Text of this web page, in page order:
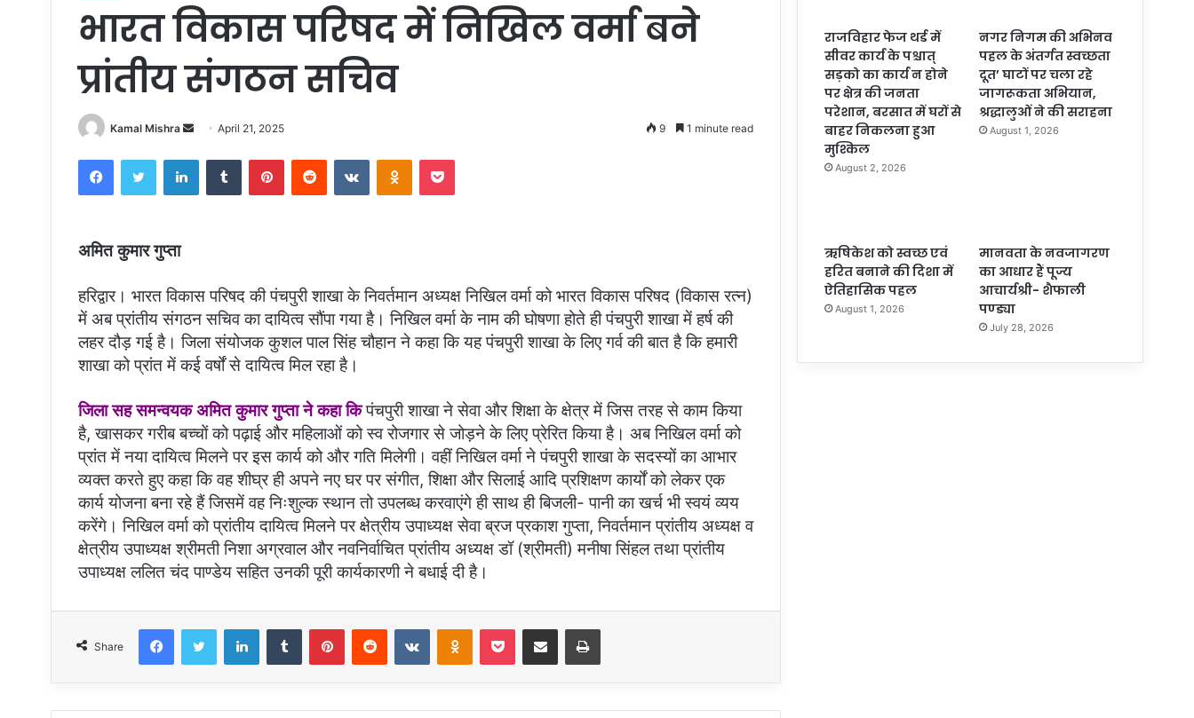
भारत विकास परिषद में निखिल वर्मा बने
प्रांतीय संगठन सचिव
Kamal Mishra
Send April 21, 2025 9 1 minute read
FacebookTwitter LinkedInTumblr PinterestReddit VKontakteOdnoklassniki
Pocket
अमित कुमार गुप्ता
हरिद्वार। भारत विकास परिषद की पंचपुरी शाखा के निवर्तमान अध्यक्ष निखिल वर्मा को भारत विकास परिषद (विकास रत्न)
में अब प्रांतीय संगठन सचिव का दायित्व सौंपा गया है। निखिल वर्मा के नाम की घोषणा होते ही पंचपुरी शाखा में हर्ष की
लहर दौड़ गई है। जिला संयोजक कुशल पाल सिंह चौहान ने कहा कि यह पंचपुरी शाखा के लिए गर्व की बात है कि हमारी
शाखा को प्रांत में कई वर्षों से दायित्व मिल रहा है।
जिला सह समन्वयक अमित कुमार गुप्ता ने कहा किपंचपुरी शाखा ने सेवा और शिक्षा के क्षेत्र में जिस तरह से काम किया
है, खासकर गरीब बच्चों को पढ़ाई और महिलाओं को स्व रोजगार से जोड़ने के लिए प्रेरित किया है। अब निखिल वर्मा को
प्रांत में नया दायित्व मिलने पर इस कार्य को और गति मिलेगी। वहीं निखिल वर्मा ने पंचपुरी शाखा के सदस्यों का आभार
व्यक्त करते हुए कहा कि वह शीघ्र ही अपने नए घर पर संगीत, शिक्षा और सिलाई आदि प्रशिक्षण कार्यों को लेकर एक
कार्य योजना बना रहे हैं जिसमें वह निःशुल्क स्थान तो उपलब्ध करवाएंगे ही साथ ही बिजली- पानी का खर्च भी स्वयं व्यय
करेंगे। निखिल वर्मा को प्रांतीय दायित्व मिलने पर क्षेत्रीय उपाध्यक्ष सेवा ब्रज प्रकाश गुप्ता, निवर्तमान प्रांतीय अध्यक्ष व
क्षेत्रीय उपाध्यक्ष श्रीमती निशा अग्रवाल और नवनिर्वाचित प्रांतीय अध्यक्ष डॉ (श्रीमती) मनीषा सिंहल तथा प्रांतीय
उपाध्यक्ष ललित चंद पाण्डेय सहित उनकी पूरी कार्यकारणी ने बधाई दी है।
Share
FacebookTwitter LinkedInTumblr PinterestReddit VKontakteOdnoklassniki
Pocket Share via Email Print
राजविहार फेज थर्ड में
सीवर कार्य के पश्चात्
सड़को का कार्य न होने
पर क्षेत्र की जनता
परेशान, बरसात में घरों से
बाहर निकलना हुआ
मुश्किल
August 2, 2026
नगर निगम की अभिनव
पहल के अंतर्गत स्वच्छता
दूत’ घाटों पर चला रहे
जागरूकता अभियान,
श्रद्धालुओं ने की सराहना
August 1, 2026
ऋषिकेश को स्वच्छ एवं
हरित बनाने की दिशा में
ऐतिहासिक पहल
August 1, 2026
मानवता के नवजागरण
का आधार हैं पूज्य
आचार्यश्री- शैफाली
पण्ड्या
July 28, 2026